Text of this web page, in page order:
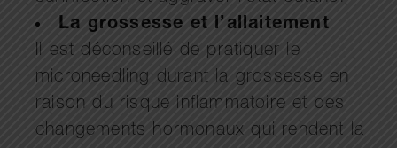
La grossesse et l’allaitement
Il est déconseillé de pratiquer le
microneedling durant la grossesse en
raison du risque inflammatoire et des
changements hormonaux qui rendent la